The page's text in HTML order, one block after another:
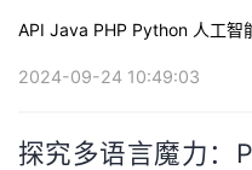
n、PHP 中调用，也有短信等
息，幂简集成提供多种方式发
API Java PHP Python 人工智
2024-09-24 10:49:03
探究多语言魔力：